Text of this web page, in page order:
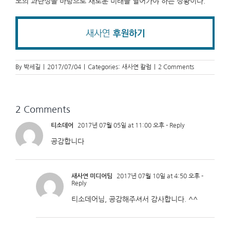
By 박세길 2017/07/04 Categories: 새사연 칼럼 2 Comments
2 Comments
티소데어 2017년 07월 05일 at 11:00 오후 - Reply
공감합니다
새사연 미디어팀 2017년 07월 10일 at 4:50 오후 -
Reply
티소데어님, 공감해주셔서 감사합니다. ^^